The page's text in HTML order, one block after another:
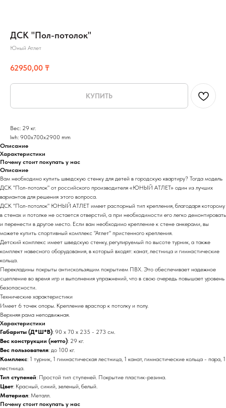
ДСК "Пол-потолок"
Юный Атлет
62950,00 ₸
КУПИТЬ
Вес: 29 кг.
lwh: 900x700x2900 mm
Описание
Характеристики
Почему стоит покупать у нас
Описание
Вам необходимо купить шведскую стенку для детей в городскую квартиру? Тогда модель
ДСК "Пол-потолок" от российского производителя «ЮНЫЙ АТЛЕТ» один из лучших
вариантов для решения этого вопроса.
ДСК "Пол-потолок" ЮНЫЙ АТЛЕТ имеет распорный тип крепления, благодаря которому
в стенах и потолке не остается отверстий, а при необходимости его легко демонтировать
и перенести в другое место. Если вам необходимо крепление к стене анкерами, вы
можете купить спортивный комплекс "Атлет" пристенного крепления.
Детский комплекс имеет шведскую стенку, регулируемый по высоте турник, а также
комплект навесного оборудования, в который входят: канат, лестница и гимнастические
кольца.
Перекладины покрыты антискользящим покрытием ПВХ. Это обеспечивает надежное
сцепление во время игр и выполнения упражнений, что в свою очередь повышает уровень
безопасности.
Технические характеристики
Имеет 6 точек опоры. Крепление враспор к потолку и полу.
Верхняя рама неподвижная.
Характеристики
Габариты (Д*Ш*В): 90 х 70 х 235 - 273 см.
Вес конструкции (нетто): 29 кг.
Вес пользователя: до 100 кг.
Комплекс: 1 турник, 1 гимнастическая лестница, 1 канат, гимнастические кольца - пара, 1
лестница.
Тип ступеней: Простой тип ступеней. Покрытие пластик-резина.
Цвет: Красный, синий, зеленый, белый.
Материал: Металл.
Почему стоит покупать у нас